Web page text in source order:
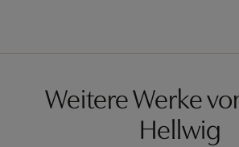
Weitere Werke
Hellwig